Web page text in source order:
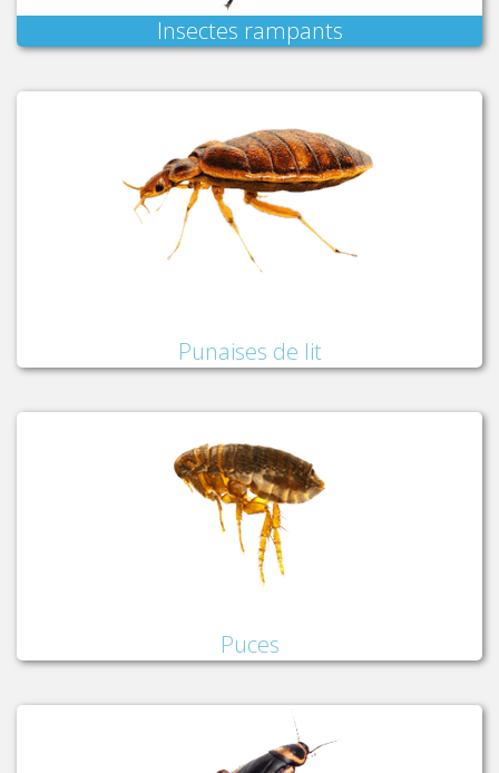
Insectes rampants
Punaises de lit
Puces